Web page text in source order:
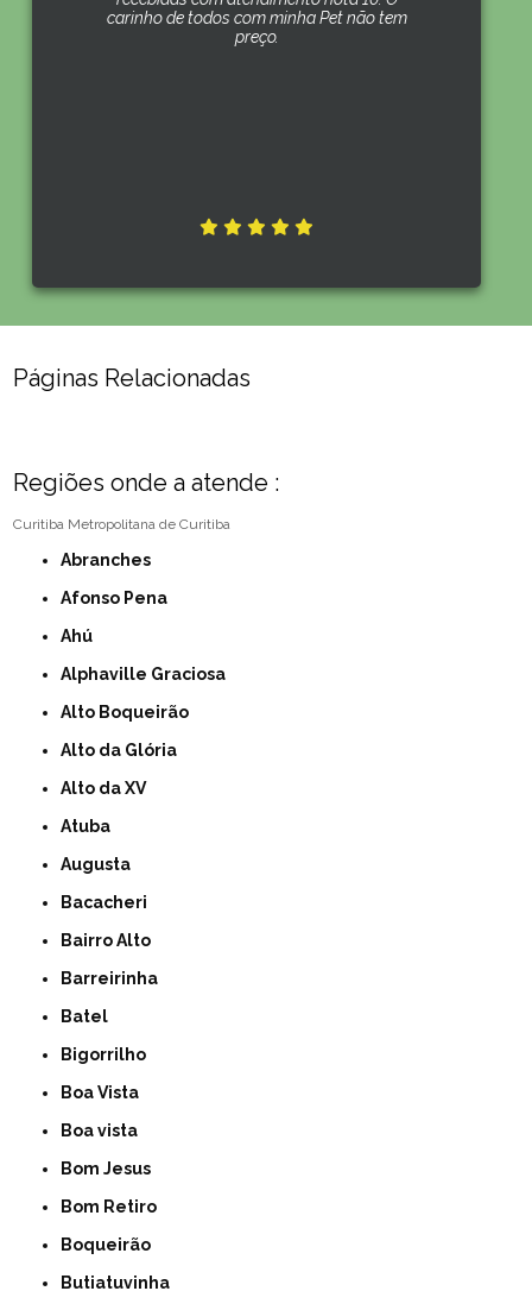
carinho de todos com minha Pet não tem
preço.
Páginas Relacionadas
Regiões onde a atende :
Curitiba Metropolitana de Curitiba
Abranches
Afonso Pena
Ahú
Alphaville Graciosa
Alto Boqueirão
Alto da Glória
Alto da XV
Atuba
Augusta
Bacacheri
Bairro Alto
Barreirinha
Batel
Bigorrilho
Boa Vista
Boa vista
Bom Jesus
Bom Retiro
Boqueirão
Butiatuvinha